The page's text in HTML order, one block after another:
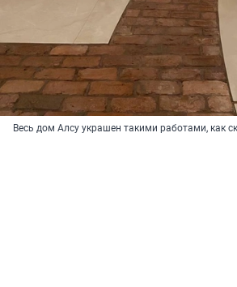
Весь дом Алсу украшен такими работами, как